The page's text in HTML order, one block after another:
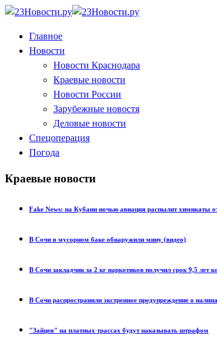
Главное
Новости
Новости Краснодара
Краевые новости
Новости России
Зарубежные новостя
Деловые новости
Спецоперация
Погода
Краевые новости
Fake News: на Кубани ночью авиация распылит химикаты
В Сочи в мусорном баке обнаружили мину (видео)
В Сочи закладчик за 2 кг наркотиков получил срок 9,5 лет
В Сочи распространили экстренное предупреждение о
"Зайцев" на платных трассах будут наказывать штрафом